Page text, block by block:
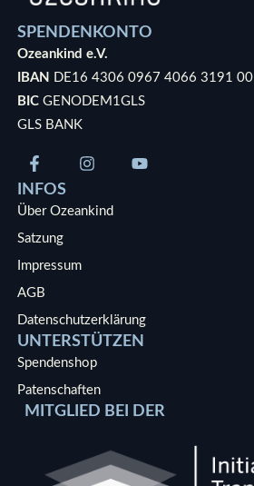
SPENDENKONTO
Ozeankind e.V.
IBAN DE16 4306 0967 4066 3191 00
BICGENODEM1GLS
GLS BANK
INFOS
Über Ozeankind
Satzung
Impressum
AGB
Datenschutzerklärung
UNTERSTÜTZEN
Spendenshop
Patenschaften
MITGLIED BEI DER